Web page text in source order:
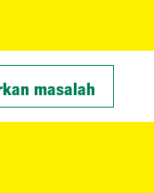
masalah